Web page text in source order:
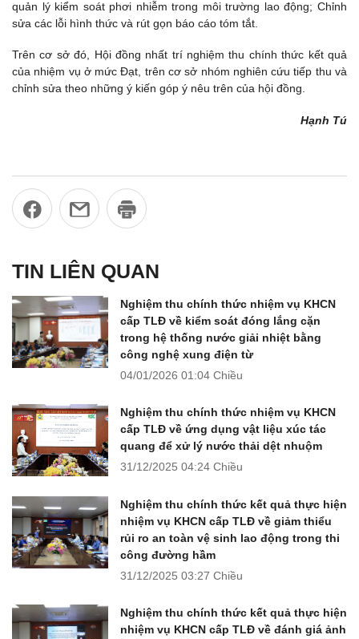
quản lý kiểm soát phơi nhiễm trong môi trường lao động; Chỉnh
sửa các lỗi hình thức và rút gọn báo cáo tóm tắt.
Trên cơ sở đó, Hội đồng nhất trí nghiệm thu chính thức kết quả
của nhiệm vụ ở mức Đạt, trên cơ sở nhóm nghiên cứu tiếp thu và
chỉnh sửa theo những ý kiến góp ý nêu trên của hội đồng.
Hạnh Tú
TIN LIÊN QUAN
Nghiệm thu chính thức nhiệm vụ KHCN
cấp TLĐ về kiểm soát đóng lắng cặn
trong hệ thống nước giải nhiệt bằng
công nghệ xung điện từ
04/01/2026 01:04 Chiều
Nghiệm thu chính thức nhiệm vụ KHCN
cấp TLĐ về ứng dụng vật liệu xúc tác
quang để xử lý nước thải dệt nhuộm
31/12/2025 04:24 Chiều
Nghiệm thu chính thức kết quả thực hiện
nhiệm vụ KHCN cấp TLĐ về giảm thiểu
rủi ro an toàn vệ sinh lao động trong thi
công đường hầm
31/12/2025 03:27 Chiều
Nghiệm thu chính thức kết quả thực hiện
nhiệm vụ KHCN cấp TLĐ về đánh giá ảnh